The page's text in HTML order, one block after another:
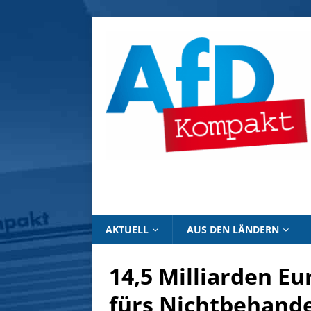
AKTUELL AUS DEN LÄNDERN
14,5 Milliarden
fürs